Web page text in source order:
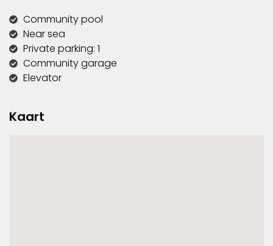
Community pool
Near sea
Private parking: 1
Community garage
Elevator
Kaart